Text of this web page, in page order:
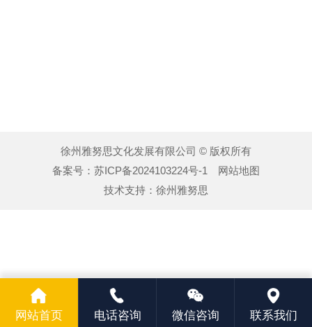
徐州雅努思文化发展有限公司 © 版权所有
备案号： 苏ICP备2024103224号-1
网站地图
技术支持： 徐州雅努思
网站首页 电话咨询 微信咨询 联系我们